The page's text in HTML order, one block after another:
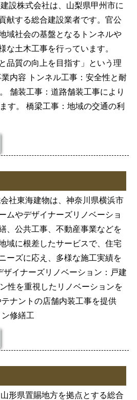
設株式会社は、山梨県甲州市に
献する総合建設業者です。官公
域社会の基盤となるトンネルや
な土木工事を行っています。
品質の向上を目指す」という理
内容 トンネル工事：安全性と耐
舗装工事：道路舗装工事により
す。 橋梁工事：地域の交通の利
社東海建物は、神奈川県横浜市
ムやデザイナーズリノベーショ
、公共工事、不動産事業などを
域に根差したサービスで、住宅
ーズに応え、多様な施工実績を
イナーズリノベーション：戸建
性を重視したリノベーションを
ナントの店舗内装工事を提供
修繕工
形県置賜地方を拠点とする総合